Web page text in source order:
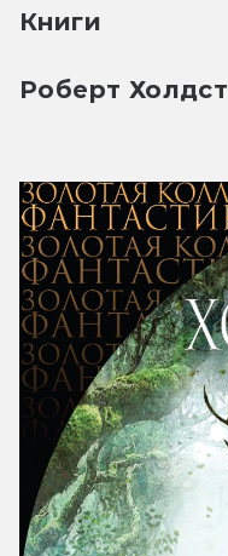
Книги
Роберт